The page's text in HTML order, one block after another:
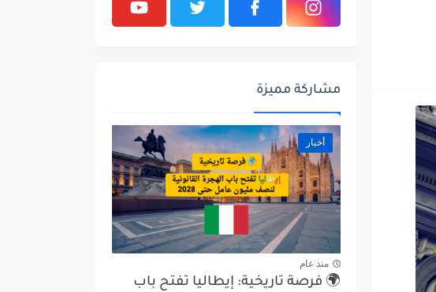
مشاركة مميزة
أخبار
منذ عام
🌍 فرصة تاريخية: إيطاليا تفتح باب